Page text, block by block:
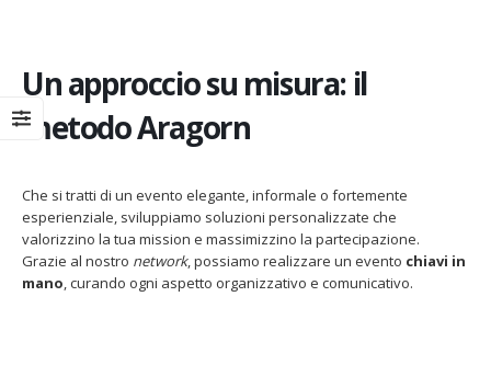
Un approccio su misura: il
metodo Aragorn
Che si tratti di un evento elegante, informale o fortemente
esperienziale, sviluppiamo soluzioni personalizzate che
valorizzino la tua mission e massimizzino la partecipazione.
Grazie al nostro network, possiamo realizzare un evento chiavi in
mano, curando ogni aspetto organizzativo e comunicativo.